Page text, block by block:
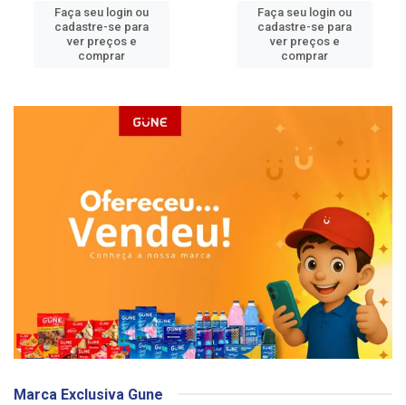
Faça seu login ou
cadastre-se para
ver preços e
comprar
Faça seu login ou
cadastre-se para
ver preços e
comprar
Marca Exclusiva Gune